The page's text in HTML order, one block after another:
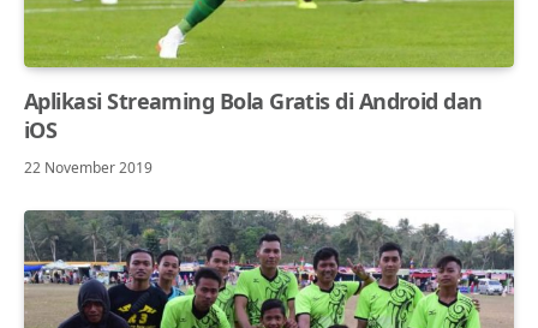
Aplikasi Streaming Bola Gratis di Android dan
iOS
22 November 2019